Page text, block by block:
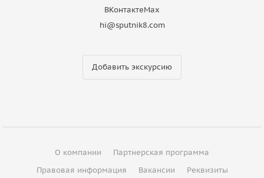
ВКонтактеMax
hi@sputnik8.com
Добавить экскурсию
О компании
Партнерская программа
Правовая информация
Вакансии Реквизиты